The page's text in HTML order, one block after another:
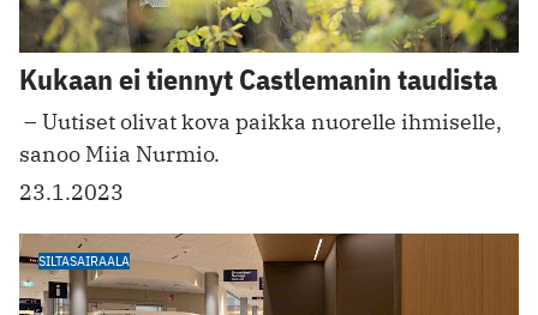
Kukaan ei tiennyt Castlemanin taudista
­ – Uutiset olivat kova paikka nuorelle ihmiselle,
sanoo Miia Nurmio.
23.1.2023
SILTASAIRAALA